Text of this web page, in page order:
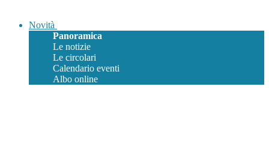
Novità
Panoramica
Le notizie
Le circolari
Calendario eventi
Albo online